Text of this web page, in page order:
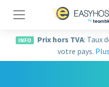
Navigation
INFO Prix hors TVA: Taux
votre pays.